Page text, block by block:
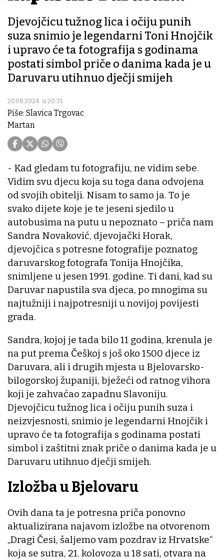
Djevojčicu tužnog lica i očiju punih
suza snimio je legendarni Toni Hnojčik
i upravo će ta fotografija s godinama
postati simbol priče o danima kada je u
Daruvaru utihnuo dječji smijeh
20.08.2024. u 20:31
Piše: Slavica Trgovac
Martan
- Kad gledam tu fotografiju, ne vidim sebe.
Vidim svu djecu koja su toga dana odvojena
od svojih obitelji. Nisam to samo ja. To je
svako dijete koje je te jeseni sjedilo u
autobusima na putu u nepoznato – priča nam
Sandra Novaković, djevojački Horak,
djevojčica s potresne fotografije poznatog
daruvarskog fotografa Tonija Hnojčika,
snimljene u jesen 1991. godine. Ti dani, kad su
Daruvar napustila sva djeca, po mnogima su
najtužniji i najpotresniji u novijoj povijesti
grada.
Sandra, kojoj je tada bilo 11 godina, krenula je
na put prema Češkoj s još oko 1500 djece iz
Daruvara, ali i drugih mjesta u Bjelovarsko-
bilogorskoj županiji, bježeći od ratnog vihora
koji je zahvaćao zapadnu Slavoniju.
Djevojčicu tužnog lica i očiju punih suza i
neizvjesnosti, snimio je legendarni Hnojčik i
upravo će ta fotografija s godinama postati
simbol i zaštitni znak priče o danima kada je u
Daruvaru utihnuo dječji smijeh.
Izložba u Bjelovaru
Ovih dana ta je potresna priča ponovno
aktualizirana najavom izložbe na otvorenom
„Dragi Česi, šaljemo vam pozdrav iz Hrvatske“
koja se sutra, 21. kolovoza u 18 sati, otvara na